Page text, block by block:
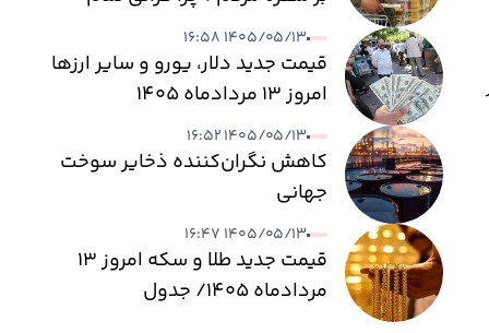
نمی‌شود؟
۱۴۰۵/۰۵/۱۳ ۱۶:۵۸
قیمت جدید دلار، یورو و سایر ارزها
امروز ۱۳ مردادماه ۱۴۰۵
۱۴۰۵/۰۵/۱۳ ۱۶:۵۲
کاهش نگران‌کننده ذخایر سوخت
جهانی
۱۴۰۵/۰۵/۱۳ ۱۶:۴۷
قیمت جدید طلا و سکه امروز ۱۳
مردادماه ۱۴۰۵/ جدول